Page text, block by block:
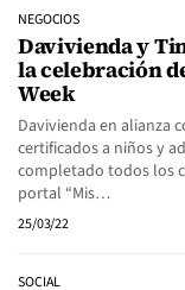
NEGOCIOS
Davivienda y
la celebración
Week
Davivienda en alianza
certificados a niños y
completado todos los
portal “Mis…
25/03/22
SOCIAL